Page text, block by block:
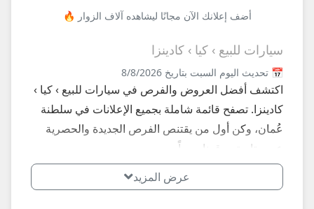
أضف إعلانك الآن مجانًا ليشاهده آلاف الزوار 🔥
سيارات للبيع › كيا › كادينزا
📅 تحديث اليوم السبت بتاريخ 8/8/2026
اكتشف أفضل العروض والفرص في سيارات للبيع › كيا ›
كادينزا. تصفح قائمة شاملة بجميع الإعلانات في سلطنة
عُمان، وكن أول من يقتنص الفرص الجديدة والحصرية
عبر متابعة موقعنا يومياً.
عرض المزيد